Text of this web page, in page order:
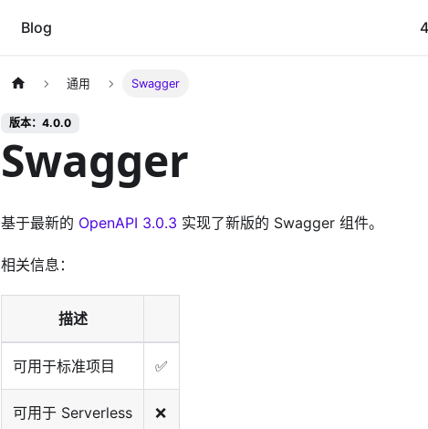
Blog
通用 Swagger
版本：4.0.0
Swagger
基于最新的 OpenAPI 3.0.3 实现了新版的 Swagger 组件。
相关信息：
描述
可用于标准项目 ✅
可用于 Serverless ❌